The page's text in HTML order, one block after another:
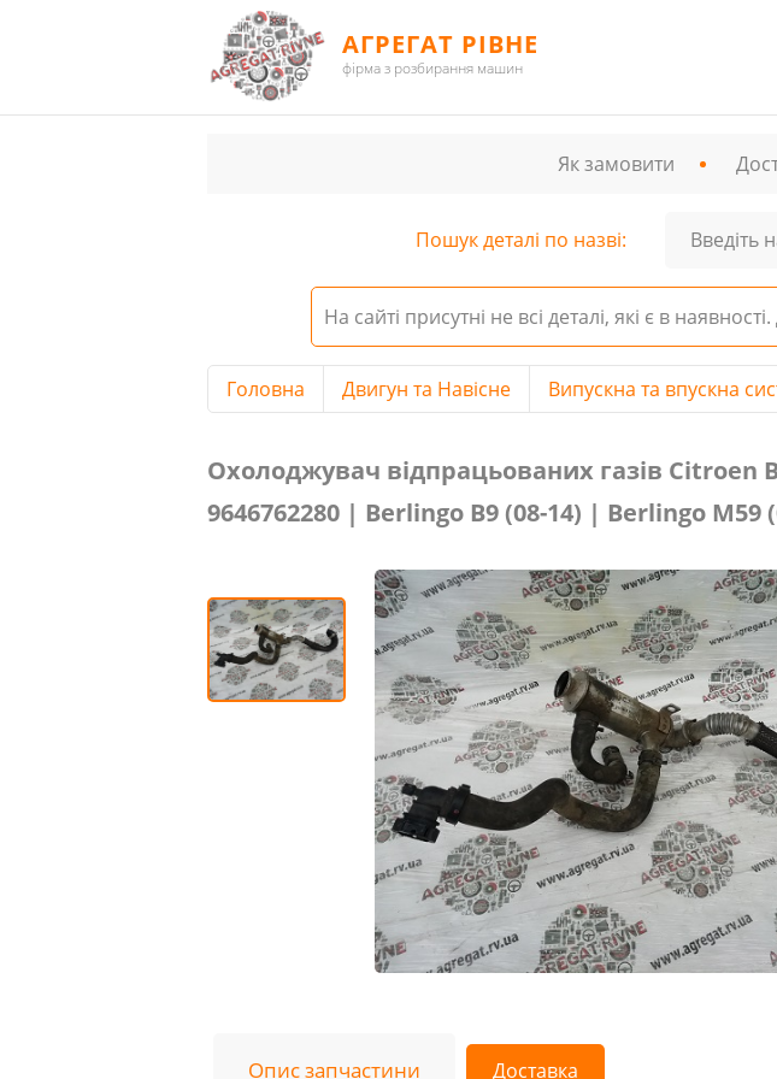
АГРЕГАТ РІВНЕ
фірма з розбирання машин
Як замовити
Пошук деталі по назві:
На сайті присутні не всі деталі, які є в
Головна Двигун та Навісне
Випускна та впускна
Охолоджувач відпрацьованих газів
9646762280 | Berlingo B9 (08-14) | Berlingo M59
Опис запчастини Доставка